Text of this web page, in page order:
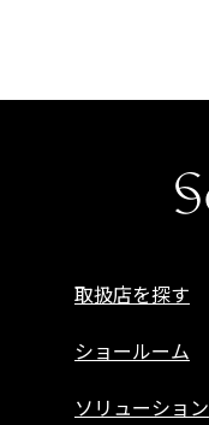
取扱店を探す
ショールーム
ソリューション